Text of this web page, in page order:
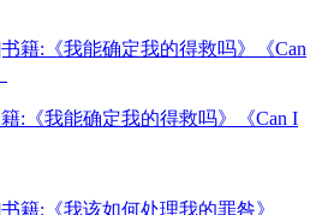
:《我能确定我的得救吗》《Can I